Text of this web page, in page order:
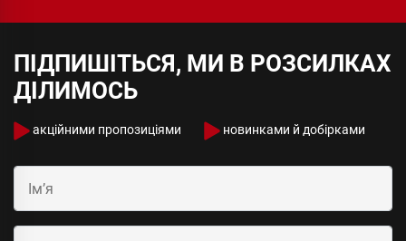
ПІДПИШІТЬСЯ, МИ В РОЗСИЛКАХ
ДІЛИМОСЬ
акційними пропозиціями новинками й добірками